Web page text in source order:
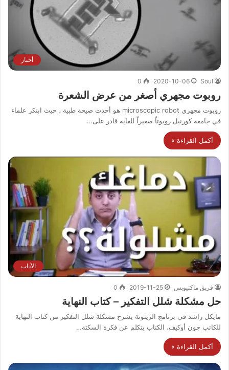
أخبار
Soul
2020-10-06
0
روبوت مجهري أصغر من عرض الشعرة
روبوت مجهري microscopic robot هو أحدث صيحة طبية ، حيث ابتكر علماء
في جامعة كورنيل روبوتاً صغيراً للغاية قادر على…
أكمل القراءة »
الآداب
فريق ماكتيوبس 2019-11-25
0
حل مشكلة شلل التفكير – كتاب النهاية
مايكل راشد في برنامج الزيتونة يشرح مشكلة شلل التفكير من كتاب النهاية
للكاتب جون أوكيف، الكتاب يتكلم عن فكرة السكتة…
أكمل القراءة »